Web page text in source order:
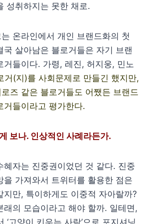
성취하지는 못한 채로.
온라인에서 개인 브랜드화의 첫
국 살아남은 블로거들은 자기 브랜
거들이다. 가령, 레진, 허지웅, 민노
거(지)를 사회문제로 만들긴 했지만,
즈 같은 블로거들도 어쨌든 브랜드
거들이라고 평가한다.
보나. 인상적인 사례라든가.
혜자는 진중권이었던 것 같다. 진중
을 가져와서 트위터를 활용한 점은
지만, 특이하게도 이중적 자아랄까?
래의 모습이라고 해야 할까. 일테면,
‘고양이 키우는 사람’으로 포지셔닝